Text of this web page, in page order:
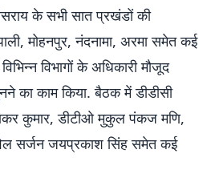
के सभी सात प्रखंडों की
मोहनपुर, नंदनामा, अरमा समेत कई
विभागों के अधिकारी मौजूद
का काम किया. बैठक में डीडीसी
कुमार, डीटीओ मुकुल पंकज मणि,
सर्जन जयप्रकाश सिंह समेत कई